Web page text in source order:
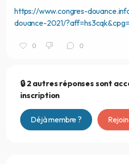
https://www.congres-
douance-2021/
0 0
🔒 2 autres réponses sont
inscription
Déjà membre ?